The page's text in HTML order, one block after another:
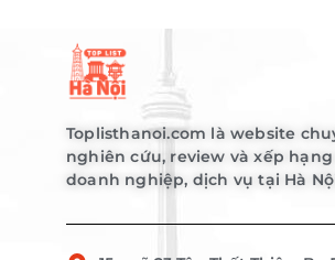
Toplisthanoi.com là website
nghiên cứu, review và xếp hạng
doanh nghiệp, dịch vụ tại Hà